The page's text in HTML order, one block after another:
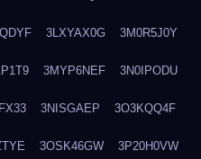
3LXYAX0G 3M0R5J0Y
3MYP6NEF 3N0IPODU
3NISGAEP 3O3KQQ4F
3OSK46GW 3P20H0VW